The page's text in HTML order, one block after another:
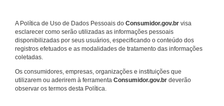
A Política de Uso de Dados Pessoais do Consumidor.gov.br visa
esclarecer como serão utilizadas as informações pessoais
disponibilizadas por seus usuários, especificando o conteúdo dos
registros efetuados e as modalidades de tratamento das informações
coletadas.
Os consumidores, empresas, organizações e instituições que
utilizarem ou aderirem à ferramenta Consumidor.gov.br deverão
observar os termos desta Política.